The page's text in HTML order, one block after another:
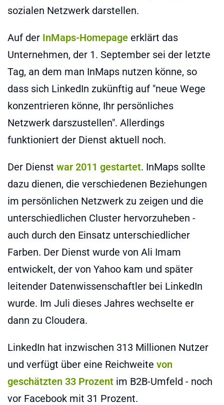
sozialen Netzwerk darstellen.
Auf der InMaps-Homepage erklärt das
Unternehmen, der 1. September sei der letzte
Tag, an dem man InMaps nutzen könne, so
dass sich LinkedIn zukünftig auf "neue Wege
konzentrieren könne, Ihr persönliches
Netzwerk darszustellen". Allerdings
funktioniert der Dienst aktuell noch.
Der Dienst war 2011 gestartet. InMaps sollte
dazu dienen, die verschiedenen Beziehungen
im persönlichen Netzwerk zu zeigen und die
unterschiedlichen Cluster hervorzuheben -
auch durch den Einsatz unterschiedlicher
Farben. Der Dienst wurde von Ali Imam
entwickelt, der von Yahoo kam und später
leitender Datenwissenschaftler bei LinkedIn
wurde. Im Juli dieses Jahres wechselte er
dann zu Cloudera.
LinkedIn hat inzwischen 313 Millionen Nutzer
und verfügt über eine Reichweite von
geschätzten 33 Prozent im B2B-Umfeld - noch
vor Facebook mit 31 Prozent.